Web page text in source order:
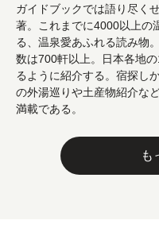
ガイドブックでは語り尽く
著。これまでに4000以上の
る、温泉愛あふれる読み物
数は700軒以上。日本各地
るように紹介する。宿探し
の外湯巡りや土産物紹介な
満載である。
も